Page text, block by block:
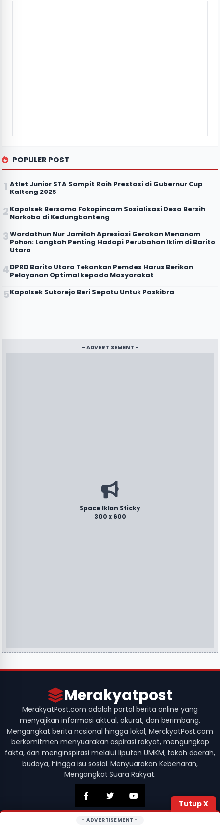
POPULER POST
Atlet Junior STA Sampit Raih Prestasi di Gubernur Cup
Kalteng 2025
Kapolsek Bersama Fokopincam Sosialisasi Desa Bersih
Narkoba di Kedungbanteng
Wardathun Nur Jamilah Apresiasi Gerakan Menanam
Pohon: Langkah Penting Hadapi Perubahan Iklim di Barito
Utara
DPRD Barito Utara Tekankan Pemdes Harus Berikan
Pelayanan Optimal kepada Masyarakat
Kapolsek Sukorejo Beri Sepatu Untuk Paskibra
- ADVERTISEMENT -
Space Iklan Sticky
300 x 600
Tutup X
- ADVERTISEMENT -
Merakyatpost
MerakyatPost.com adalah portal berita online yang
menyajikan informasi aktual, akurat, dan berimbang.
Mengangkat berita nasional hingga lokal, MerakyatPost.com
berkomitmen menyuarakan aspirasi rakyat, mengungkap
fakta, dan menginspirasi melalui liputan UMKM, tokoh daerah,
budaya, hingga isu sosial. Menyuarakan Kebenaran,
Mengangkat Suara Rakyat.